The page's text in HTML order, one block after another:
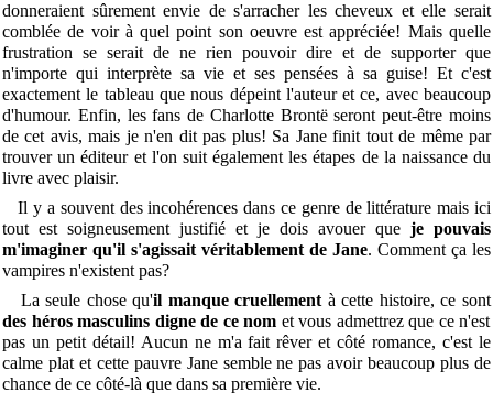
donneraient sûrement envie de s'arracher les cheveux et elle serait
comblée de voir à quel point son oeuvre est appréciée! Mais quelle
frustration se serait de ne rien pouvoir dire et de supporter que
n'importe qui interprète sa vie et ses pensées à sa guise! Et c'est
exactement le tableau que nous dépeint l'auteur et ce, avec beaucoup
d'humour. Enfin, les fans de Charlotte Brontë seront peut-être moins
de cet avis, mais je n'en dit pas plus! Sa Jane finit tout de même par
trouver un éditeur et l'on suit également les étapes de la naissance du
livre avec plaisir.
Il y a souvent des incohérences dans ce genre de littérature mais ici
tout est soigneusement justifié et je dois avouer que je pouvais
m'imaginer qu'il s'agissait véritablement de Jane. Comment ça les
vampires n'existent pas?
La seule chose qu'il manque cruellement à cette histoire, ce sont
des héros masculins digne de ce nom et vous admettrez que ce n'est
pas un petit détail! Aucun ne m'a fait rêver et côté romance, c'est le
calme plat et cette pauvre Jane semble ne pas avoir beaucoup plus de
chance de ce côté-là que dans sa première vie.